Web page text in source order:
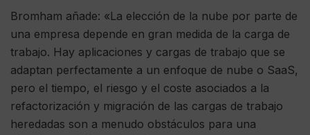
Bromham añade: «La elección de la nube por parte de
una empresa depende en gran medida de la carga de
trabajo. Hay aplicaciones y cargas de trabajo que se
adaptan perfectamente a un enfoque de nube o SaaS,
pero el tiempo, el riesgo y el coste asociados a la
refactorización y migración de las cargas de trabajo
heredadas son a menudo obstáculos para una